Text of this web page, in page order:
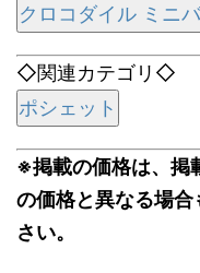
クロコダイル ミニ
◇関連カテゴリ◇
ポシェット
※掲載の価格は、掲
の価格と異なる場
さい。